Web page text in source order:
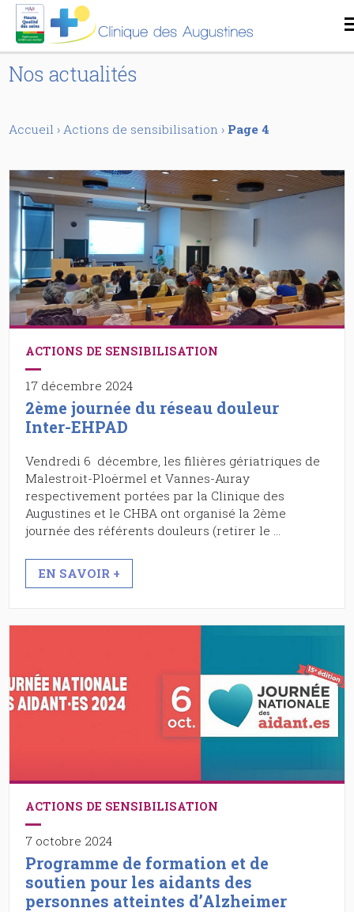
Nos actualités
Accueil › Actions de sensibilisation › Page 4
ACTIONS DE SENSIBILISATION
17 décembre 2024
2ème journée du réseau douleur
Inter-EHPAD
Vendredi 6 décembre, les filières gériatriques de
Malestroit-Ploërmel et Vannes-Auray
respectivement portées par la Clinique des
Augustines et le CHBA ont organisé la 2ème
journée des référents douleurs (retirer le …
EN SAVOIR +
ACTIONS DE SENSIBILISATION
7 octobre 2024
Programme de formation et de
soutien pour les aidants des
personnes atteintes d’Alzheimer